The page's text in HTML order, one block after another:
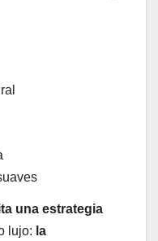
una estrategia
lujo: la